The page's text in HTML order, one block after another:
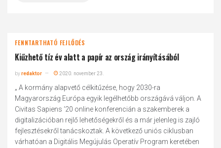
FENNTARTHATÓ FEJLŐDÉS
Kiűzhető tíz év alatt a papír az ország irányításából
byredaktor 2020. november 23.
„ A kormány alapvető célkitűzése, hogy 2030-ra
Magyarország Európa egyik legélhetőbb országává váljon. A
Civitas Sapiens ‘20 online konferencián a szakemberek a
digitalizációban rejlő lehetőségekről és a már jelenleg is zajló
fejlesztésekről tanácskoztak. A következő uniós ciklusban
várhatóan a Digitális Megújulás Operatív Program keretében